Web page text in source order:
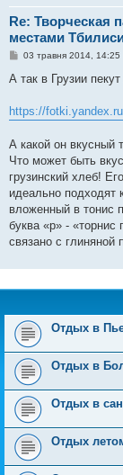
Re: Творческая
местами
П
в
о
м
е
н
н
я
03 травня 2014, 14:25
А так в Грузии
https://
А какой он
Что может быть
грузинский хлеб!
идеально подходят
вложенный в тонис
буква «р» -
связано с глиняной
Отдых в
Отдых в
Отдых в
Отдых